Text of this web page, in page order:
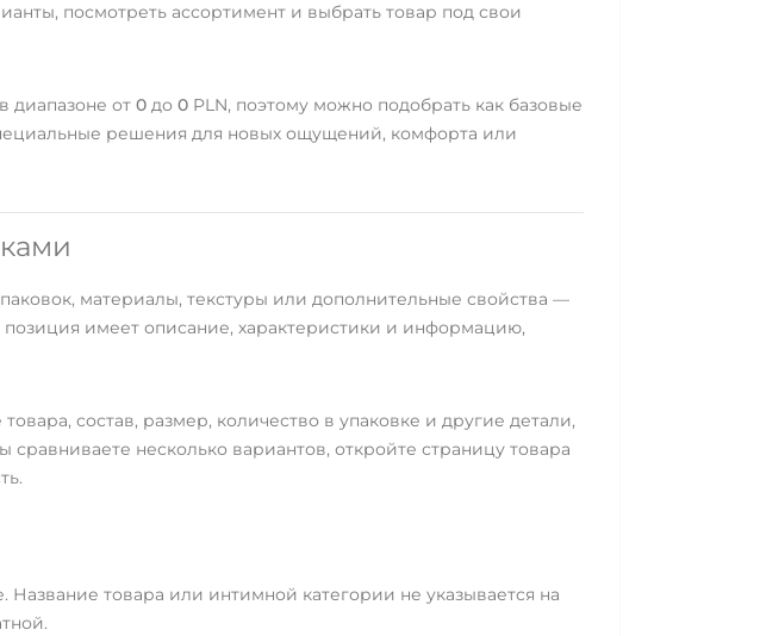
посмотреть ассортимент и выбрать товар под свои
диапазоне от 0 до 0 PLN, поэтому можно подобрать как базовые
решения для новых ощущений, комфорта или
материалы, текстуры или дополнительные свойства —
имеет описание, характеристики и информацию,
состав, размер, количество в упаковке и другие детали,
несколько вариантов, откройте страницу товара
товара или интимной категории не указывается на